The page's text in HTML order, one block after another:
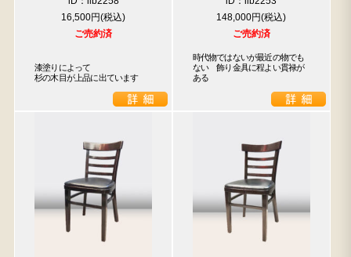
16,500円
ご売約済
漆塗りによって
杉の木目が上品に出ています
148,000円
ご売約済
時代物ではないが最近の物でも
ない　飾り金具に程よい貫禄が
ある